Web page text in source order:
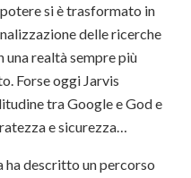
si è trasformato in
delle ricerche
una realtà sempre più
Forse oggi Jarvis
tra Google e God e
e sicurezza…
ha descritto un percorso